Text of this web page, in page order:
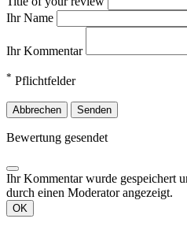
Ihr Name
Ihr Kommentar
* Pflichtfelder
Abbrechen Senden
Bewertung gesendet
Ihr Kommentar wurde gespeichert
durch einen Moderator angezeigt.
OK